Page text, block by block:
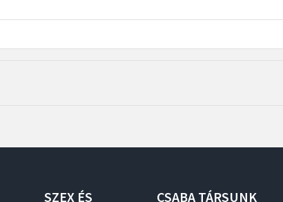
SZEX ÉS
CSABA TÁRSUNK